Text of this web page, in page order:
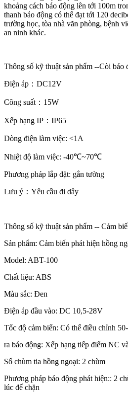
khoảng cách báo động lên tới 100m
thanh báo động có thể đạt tới 120
trường học, tòa nhà văn phòng, bệnh
an ninh khác.
Thông số kỹ thuật sản phẩm --Còi báo
Điện áp：DC12V
Công suất：15W
Xếp hạng IP：IP65
Dòng điện làm việc: <1A
Nhiệt độ làm việc: -40℃~70℃
Phương pháp lắp đặt: gắn tường
Lưu ý：Yêu cầu đi dây
Thông số kỹ thuật sản phẩm -- Cảm
Sản phẩm: Cảm biến phát hiện hồng
Model: ABT-100
Chất liệu: ABS
Màu sắc: Đen
Điện áp đầu vào: DC 10,5-28V
Tốc độ cảm biến: Có thể điều chỉnh
ra báo động: Xếp hạng tiếp điểm NC
Số chùm tia hồng ngoại: 2 chùm
Phương pháp báo động phát hiện:: 2
lúc để chặn